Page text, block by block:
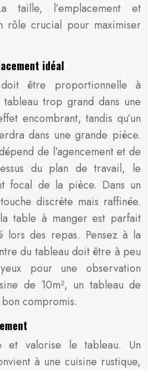
taille, l’emplacement et
rôle crucial pour maximiser
idéal
être proportionnelle à
tableau trop grand dans une
encombrant, tandis qu’un
dans une grande pièce.
de l’agencement et de
du plan de travail, le
focal de la pièce. Dans un
discrète mais raffinée.
la table à manger est parfait
lors des repas. Pensez à la
du tableau doit être à peu
pour une observation
de 10m², un tableau de
compromis.
et valorise le tableau. Un
à une cuisine rustique,